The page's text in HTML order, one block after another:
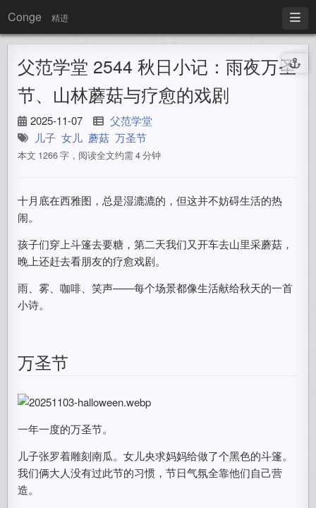
Conge 精进
父范学堂 2544 秋日小记：雨夜万圣
节、山林蘑菇与疗愈的戏剧
2025-11-07
父范学堂
儿子 女儿 蘑菇 万圣节
本文 1266 字，阅读全文约需 4 分钟
十月底在西雅图，总是湿漉漉的，但这并不妨碍生活的热
闹。
孩子们穿上斗篷去要糖，第二天我们又开车去山里采蘑菇，
晚上还赶去看朋友的疗愈戏剧。
雨、雾、咖啡、笑声——每个场景都像生活献给秋天的一首
小诗。
万圣节
一年一度的万圣节。
儿子张罗着雕刻南瓜。女儿央求妈妈给做了个黑色的斗篷。
我们俩大人没有过此节的习惯，节日气氛全靠他们自己营
造。